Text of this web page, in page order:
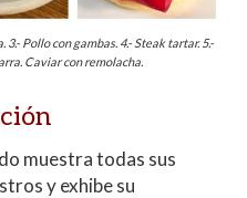
3.- Pollo con gambas. 4.- Steak tartar. 5.-
Caviar con remolacha.
muestra todas sus
y exhibe su